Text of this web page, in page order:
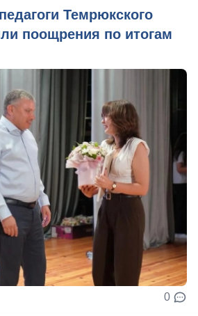
Темрюкского
поощрения по итогам
0